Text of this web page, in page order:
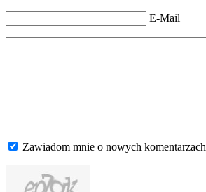
E-Mail
Zawiadom mnie o nowych komentarzach